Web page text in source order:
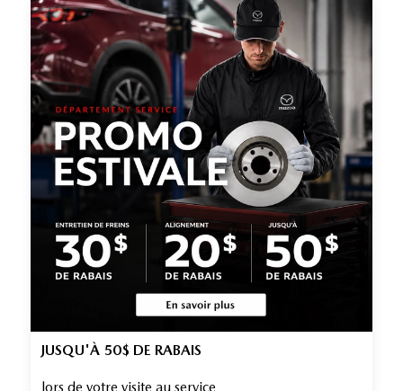
JUSQU'À 50$ DE RABAIS
lors de votre visite au service